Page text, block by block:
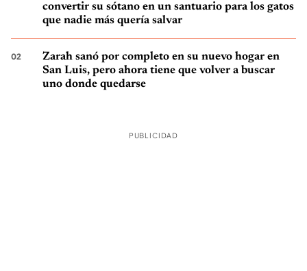
convertir su sótano en un santuario para los gatos
que nadie más quería salvar
Zarah sanó por completo en su nuevo hogar en
San Luis, pero ahora tiene que volver a buscar
uno donde quedarse
PUBLICIDAD